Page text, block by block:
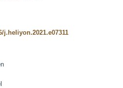
j.heliyon.2021.e07311